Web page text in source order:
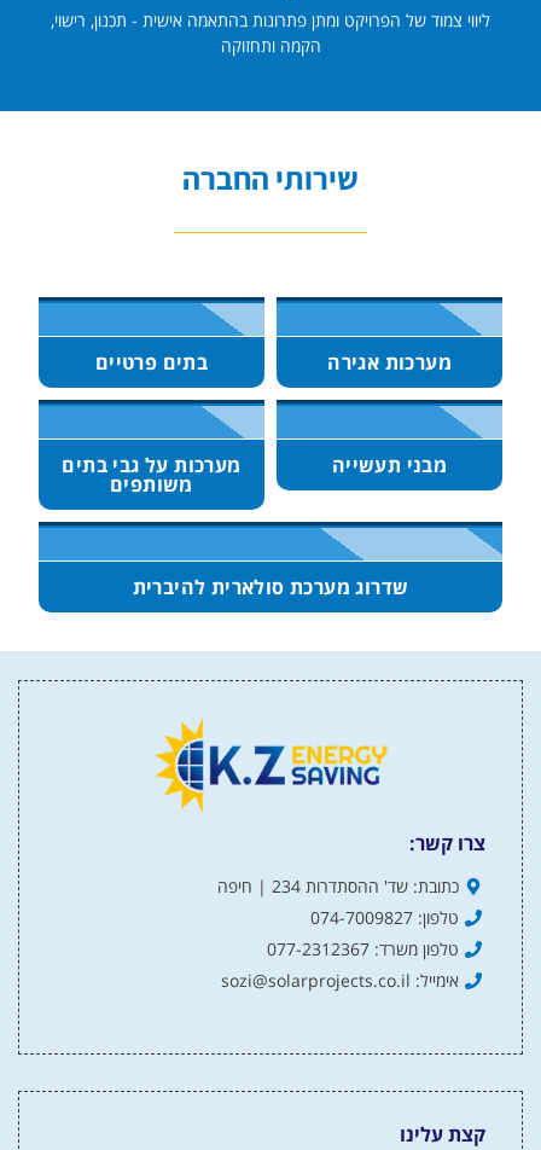
ליווי צמוד של הפרויקט ומתן פתרונות בהתאמה אישית - תכנון, רישוי,
הקמה ותחזוקה
שירותי החברה
מערכות אגירה בתים פרטיים
מבני תעשייה מערכות על גבי בתים
משותפים
שדרוג מערכת סולארית להיברית
צרו קשר:
כתובת: שד' ההסתדרות 234 | חיפה
טלפון: 074-7009827
טלפון משרד: 077-2312367
אימייל: sozi@solarprojects.co.il
קצת עלינו